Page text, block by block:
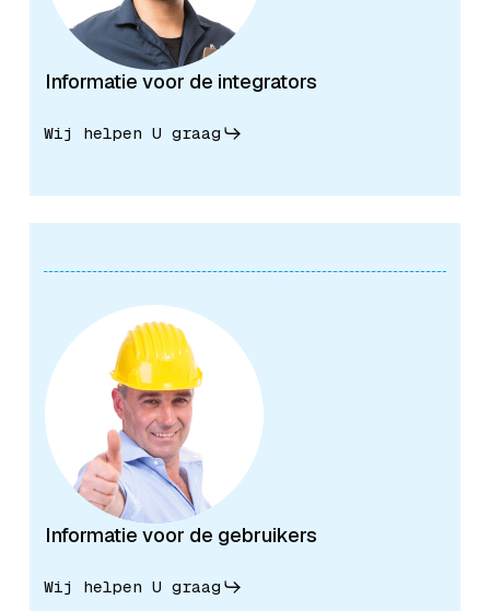
Informatie voor de integrators
Wij helpen U graag
Informatie voor de gebruikers
Wij helpen U graag